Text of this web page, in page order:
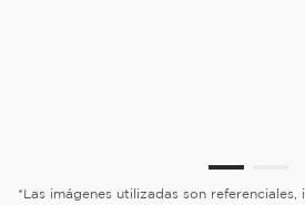
*Las imágenes utilizadas son